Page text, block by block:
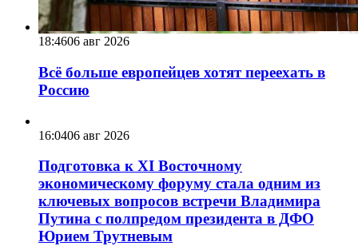
18:4606 авг 2026
Всё больше европейцев хотят переехать в
Россию
16:0406 авг 2026
Подготовка к XI Восточному
экономическому форуму стала одним из
ключевых вопросов встречи Владимира
Путина с полпредом президента в ДФО
Юрием Трутневым